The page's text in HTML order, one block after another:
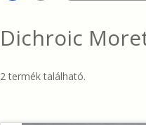
Dichroic
2 termék található.